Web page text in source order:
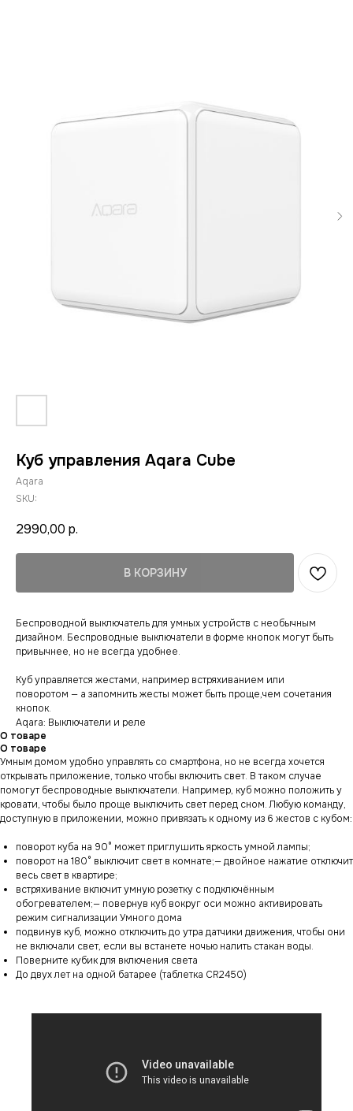
Куб управления Aqara Cube
Aqara
SKU:
2990,00 р.
В КОРЗИНУ
Беспроводной выключатель для умных устройств с необычным
дизайном. Беспроводные выключатели в форме кнопок могут быть
привычнее, но не всегда удобнее.
Куб управляется жестами, например встряхиванием или
поворотом — а запомнить жесты может быть проще,чем сочетания
кнопок.
Aqara: Выключатели и реле
О товаре
О товаре
Умным домом удобно управлять со смартфона, но не всегда хочется
открывать приложение, только чтобы включить свет. В таком случае
помогут беспроводные выключатели. Например, куб можно положить у
кровати, чтобы было проще выключить свет перед сном. Любую команду,
доступную в приложении, можно привязать к одному из 6 жестов с кубом:
поворот куба на 90° может приглушить яркость умной лампы;
поворот на 180° выключит свет в комнате;— двойное нажатие отключит
весь свет в квартире;
встряхивание включит умную розетку с подключённым
обогревателем;— повернув куб вокруг оси можно активировать
режим сигнализации Умного дома
подвинув куб, можно отключить до утра датчики движения, чтобы они
не включали свет, если вы встанете ночью налить стакан воды.
Поверните кубик для включения света
До двух лет на одной батарее (таблетка CR2450)